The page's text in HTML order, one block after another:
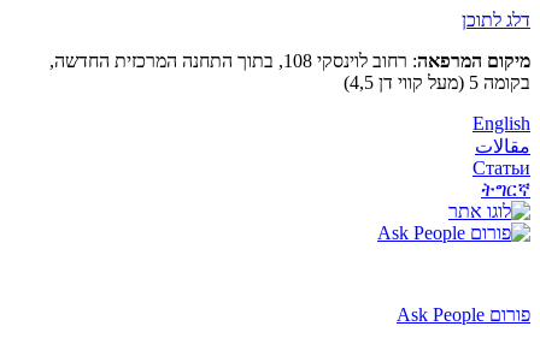
דלג לתוכן
מיקום המרפאה
: רחוב לוינסקי 108, בתוך התחנה המרכזית החדשה,
בקומה 5 (מעל קווי דן 4,5)
English
مقالات
Статьи
ትግርኛ
פורום Ask People